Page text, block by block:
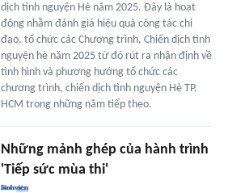
dịch tình nguyện Hè năm 2025. Đây là hoạt
động nhằm đánh giá hiệu quả công tác chỉ
đạo, tổ chức các Chương trình, Chiến dịch tình
nguyện hè năm 2025 từ đó rút ra nhận định về
tình hình và phương hướng tổ chức các
chương trình, chiến dịch tình nguyện Hè TP.
HCM trong những năm tiếp theo.
Những mảnh ghép của hành trình
'Tiếp sức mùa thi'